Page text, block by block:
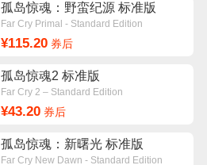
孤岛惊魂：野蛮纪源 标准版
Far Cry Primal - Standard Edition
¥115.20券后
孤岛惊魂2 标准版
Far Cry 2 – Standard Edition
¥43.20券后
孤岛惊魂：新曙光 标准版
Far Cry New Dawn - Standard Edition